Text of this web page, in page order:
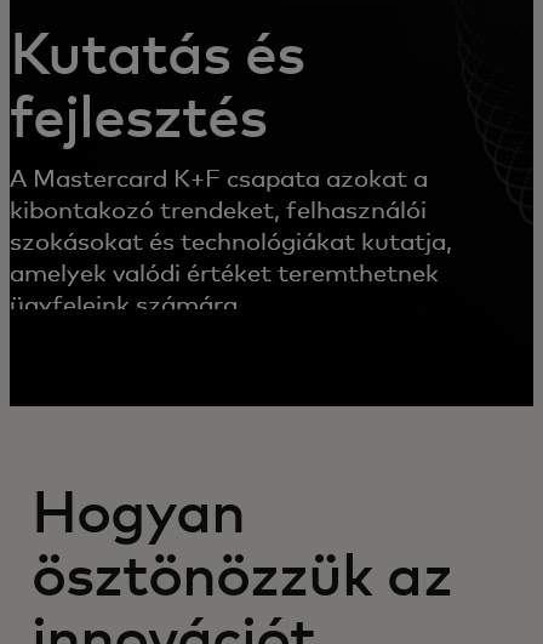
Kutatás és
fejlesztés
A Mastercard K+F csapata azokat a
kibontakozó trendeket, felhasználói
szokásokat és technológiákat kutatja,
amelyek valódi értéket teremthetnek
ügyfeleink számára.
Hogyan
ösztönözzük az